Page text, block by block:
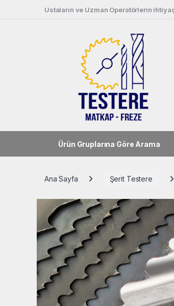
Ustaların ve Uzman Operatörlerin
Ürün Gruplarına Göre Arama
Ana Sayfa Şerit Testere